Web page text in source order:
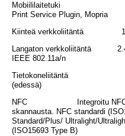
Mobiililaitetuki AirPrint,
Print Service Plugin, Mopria
Kiinteä verkkoliitäntä
Langaton verkkoliitäntä
IEEE 802.11a/n
Tietokoneliitäntä Hi-
(edessä)
NFC Integroitu NFC-
skannausta. NFC standardi
Standard/Plus/ Ultralight/
(ISO15693 Type B)